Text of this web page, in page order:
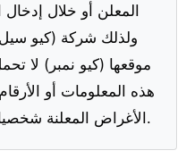
المعلن أو خلال إدخال
ولذلك شركة (كيو سيل
موقعها (كيو نمبر) لا
هذه المعلومات أو
الأغراض المعلنة شخصيا والقيام بالفحص قبل الشراء.